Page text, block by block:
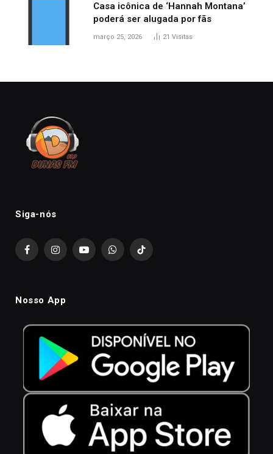
Casa icônica de ‘Hannah Montana’
poderá ser alugada por fãs
março 25, 2026 21 Visitas
Siga-nós
FacebookInstagramYouTubeWhatsAppTikTok
Nosso App